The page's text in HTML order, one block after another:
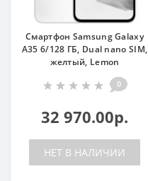
Смартфон Samsung Galaxy
A35 6/128 ГБ, Dual nano SIM,
желтый, Lemon
0
32 970.00р.
НЕТ В НАЛИЧИИ